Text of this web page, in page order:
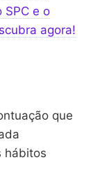
SPC e o
agora!
que
hábitos